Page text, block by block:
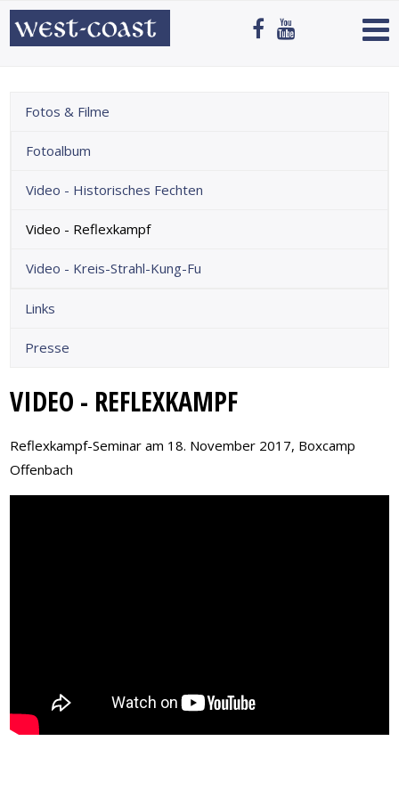
Fotos & Filme
Fotoalbum
Video - Historisches Fechten
Video - Reflexkampf
Video - Kreis-Strahl-Kung-Fu
Links
Presse
VIDEO - REFLEXKAMPF
Reflexkampf-Seminar am 18. November 2017, Boxcamp
Offenbach